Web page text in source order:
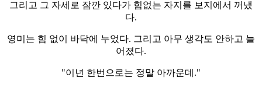
그리고 그 자세로 잠깐 있다가 힘없는 자지를 보지에서 꺼냈
다.
영미는 힘 없이 바닥에 누었다. 그리고 아무 생각도 안하고 늘
어졌다.
"이년 한번으로는 정말 아까운데."